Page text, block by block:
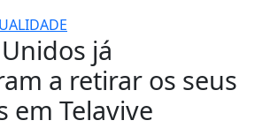
já
a retirar os seus
em Telavive